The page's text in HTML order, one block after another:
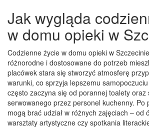
Jak wygląda
w domu opieki w
Codzienne życie w domu opieki w
różnorodne i dostosowane do potrzeb
placówek stara się stworzyć atmosferę
warunki, co sprzyja lepszemu
często zaczyna się od porannej toalety oraz
serwowanego przez personel kuchenny. Po
mogą brać udział w różnych zajęciach – od
warsztaty artystyczne czy spotkania